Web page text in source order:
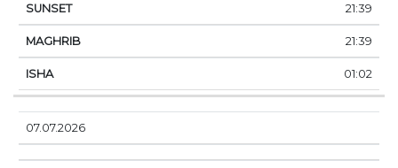
21:39
21:39
01:02
07.07.2026